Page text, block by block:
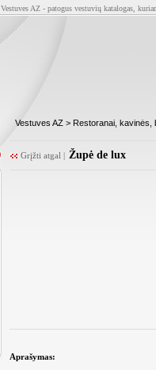
Vestuves AZ - patogus vestuvių katalogas,
Vestuves AZ > Restoranai, kavinės,
Grįžti atgal | Župė de lux
Aprašymas: